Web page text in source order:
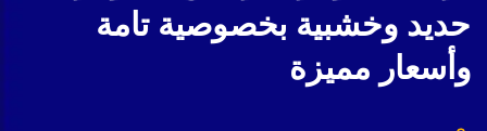
حديد وخشبية بخصوصية تامة
وأسعار مميزة